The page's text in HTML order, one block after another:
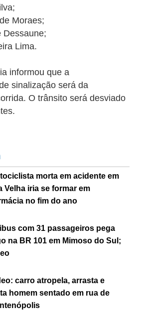
Moraes;
Dessaune;
Lima.
informou que a
sinalização será da
O trânsito será desviado
morta em acidente em
Velha iria se formar em
no fim do ano
com 31 passageiros pega
na BR 101 em Mimoso do Sul;
carro atropela, arrasta e
homem sentado em rua de